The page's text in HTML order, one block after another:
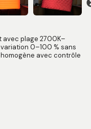
avec plage 2700K–
0–100 % sans
avec contrôle